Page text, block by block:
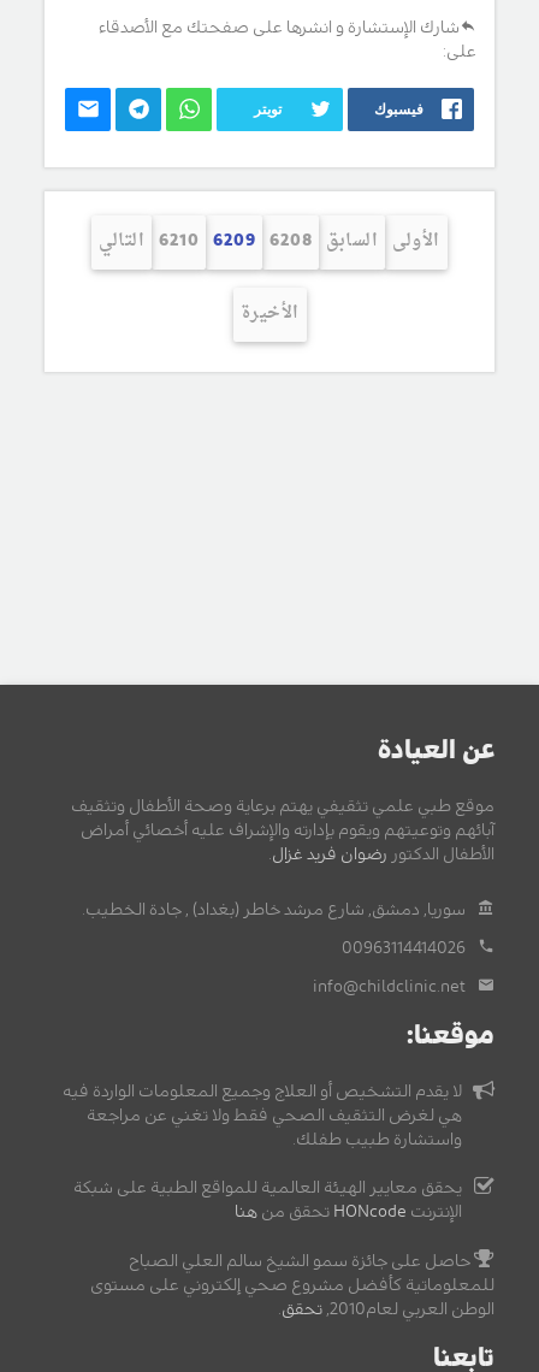
شارك الإستشارة و انشرها على صفحتك مع الأصدقاء
على:
فيسبوك تويتر
الأولى السابق 6208
6209
6210 التالي
الأخيرة
عن العيادة
موقع طبي علمي تثقيفي يهتم برعاية وصحة الأطفال وتثقيف
آبائهم وتوعيتهم ويقوم بإدارته والإشراف عليه أخصائي أمراض
الأطفال الدكتور رضوان فريد غزال.
سوريا, دمشق, شارع مرشد خاطر (بغداد) , جادة الخطيب.
00963114414026
info@childclinic.net
موقعنا:
لا يقدم التشخيص أو العلاج وجميع المعلومات الواردة فيه
هي لغرض التثقيف الصحي فقط ولا تغني عن مراجعة
واستشارة طبيب طفلك.
يحقق معايير الهيئة العالمية للمواقع الطبية على شبكة
الإنترنت HONcode تحقق من هنا
حاصل على جائزة سمو الشيخ سالم العلي الصباح
للمعلوماتية كأفضل مشروع صحي إلكتروني على مستوى
الوطن العربي لعام2010,
تحقق.
تابعنا